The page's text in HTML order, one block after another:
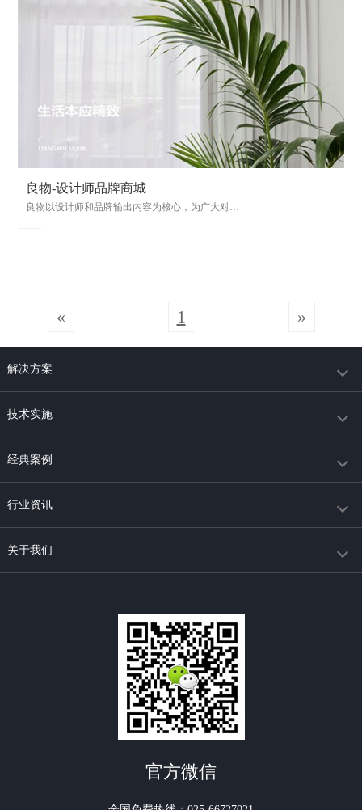
良物-设计师品牌商城
良物以设计师和品牌输出内容为核心，为广大对生活拥有高质量要求的用户提供了具备美观性，实用性的多品类物件。我们希望以富有感情色彩的设计物带给用...
« 1 »
解决方案
技术实施
经典案例
行业资讯
关于我们
官方微信